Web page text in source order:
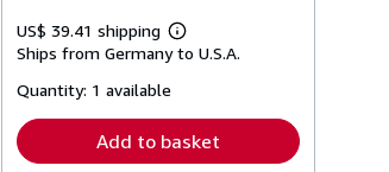
US$ 39.41 shipping
Learn
more
Ships from Germany to U.S.A.
Quantity: 1 available
Add to basket